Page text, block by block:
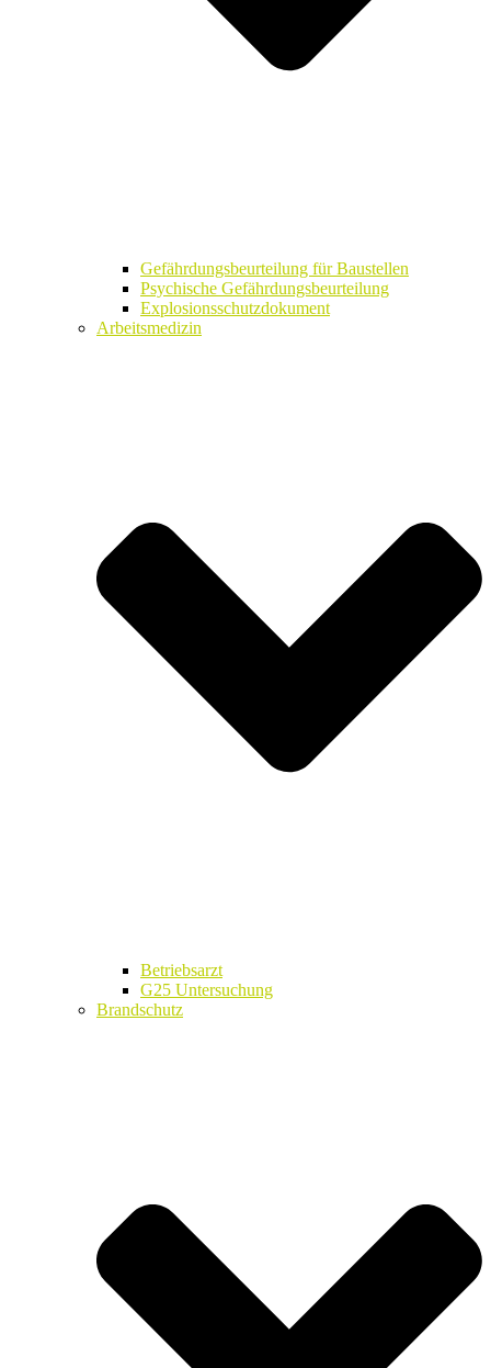
Gefährdungsbeurteilung für Baustellen
Psychische Gefährdungsbeurteilung
Explosionsschutzdokument
Arbeitsmedizin
Betriebsarzt
G25 Untersuchung
Brandschutz